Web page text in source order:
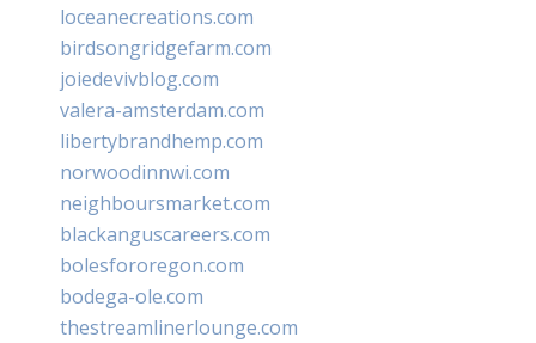
loceanecreations.com
birdsongridgefarm.com
joiedevivblog.com
valera-amsterdam.com
libertybrandhemp.com
norwoodinnwi.com
neighboursmarket.com
blackanguscareers.com
bolesfororegon.com
bodega-ole.com
thestreamlinerlounge.com